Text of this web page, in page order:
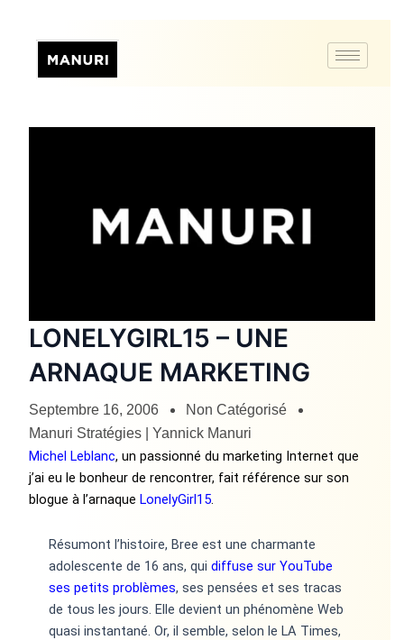
LONELYGIRL15 – UNE
ARNAQUE MARKETING
Septembre 16, 2006
Non Catégorisé
Manuri Stratégies | Yannick Manuri
Michel Leblanc, un passionné du marketing Internet que
j’ai eu le bonheur de rencontrer, fait référence sur son
blogue à l’arnaqueLonelyGirl15.
Résumont l’histoire, Bree est une charmante
adolescente de 16 ans, quidiffuse sur YouTube
ses petits problèmes, ses pensées et ses tracas
de tous les jours. Elle devient un phénomène Web
quasi instantané. Or, il semble, selon le LA Times,